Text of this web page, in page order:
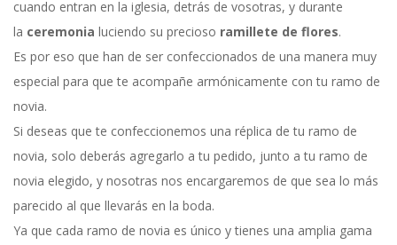
cuando entran en la iglesia, detrás de vosotras, y durante
la ceremonia luciendo su precioso ramillete de flores.
Es por eso que han de ser confeccionados de una manera muy
especial para que te acompañe armónicamente con tu ramo de
novia.
Si deseas que te confeccionemos una réplica de tu ramo de
novia, solo deberás agregarlo a tu pedido, junto a tu ramo de
novia elegido, y nosotras nos encargaremos de que sea lo más
parecido al que llevarás en la boda.
Ya que cada ramo de novia es único y tienes una amplia gama